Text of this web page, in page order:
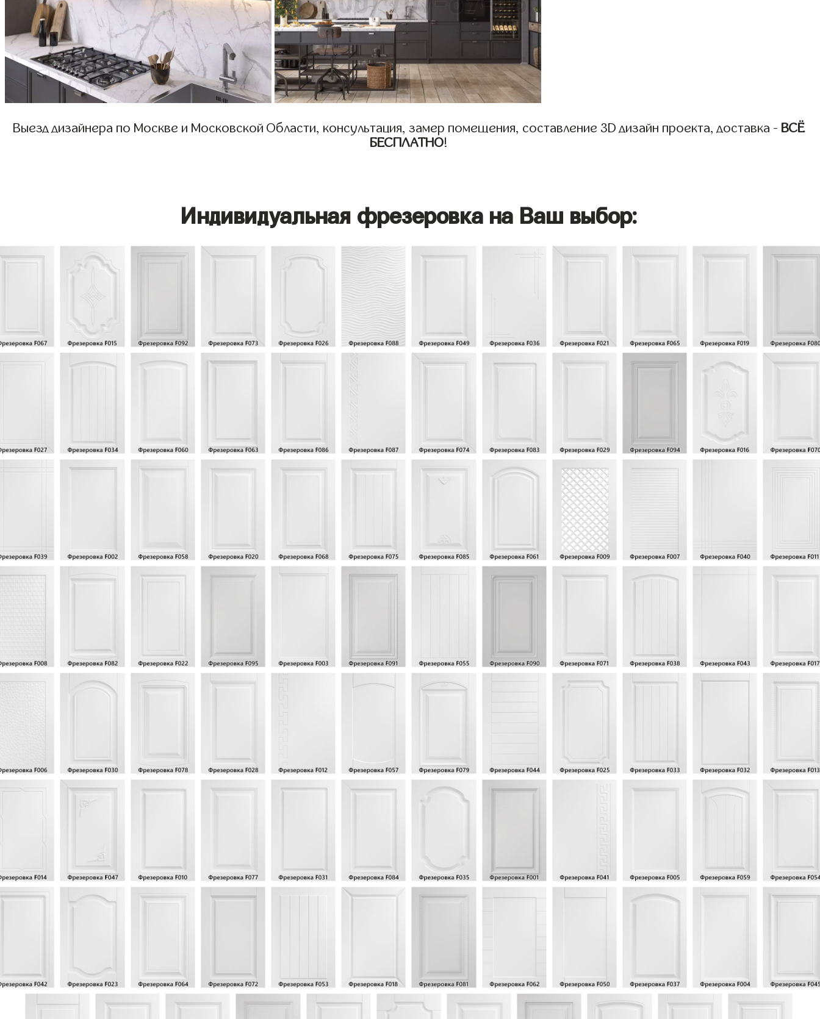
Выезд дизайнера по Москве и Московской Области, консультация, замер помещения, составление 3D дизайн проекта, доставка - ВСЁ
БЕСПЛАТНО!
Индивидуальная фрезеровка на Ваш выбор: